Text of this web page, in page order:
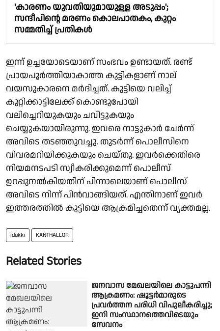
'കാരണം യുവതിയുമായുള്ള അടുപ്പം';
സന്ദീപിൻ്റെ മരണം കൊലപാതകം, കുറ്റം
സമ്മതിച്ച് പ്രതികൾ
ഇന്ന് ഉച്ചയോടെയാണ് സംഭവം ഉണ്ടായത്. രണ്ട്
പ്രായപൂർത്തിയാകാത്ത കുട്ടികളാണ് നാല്
വയസുകാരനെ മർദിച്ചത്. കുട്ടിയെ വലിച്ച്
കുറ്റിക്കാട്ടിലേക്ക് കൊണ്ടുപോയി
വലിച്ചെറിയുകയും ചവിട്ടുകയും
ചെയ്യുകയായിരുന്നു. ഇവരെ നാട്ടുകാർ ചേർന്ന്
അവിടെ തടഞ്ഞുവച്ചു. തുടർന്ന് പൊലീസിനെ
വിവരമറിയിക്കുകയും ചെയ്തു. ഇവർക്കെതിരെ
നിയമനടപടി സ്വീകരിക്കുമെന്ന് പൊലീസ്
ഉറപ്പുനൽകിയതിന് പിന്നാലെയാണ് പൊലീസ്
അവിടെ നിന്ന് പിൻവാങ്ങിയത്. എന്തിനാണ് ഇവർ
ഇത്തരത്തിൽ കുട്ടിയെ ആക്രമിച്ചതെന്ന് വ്യക്തമല്ല.
idukki KANTHALLOR
Related Stories
ജനവാസ മേഖലയിലെ കാട്ടുപന്നി
ആക്രമണം: ഷൂട്ടര്‍മാരുടെ
പ്രവര്‍ത്തന പരിധി വിപുലീകരിച്ചു;
ഇനി സംസ്ഥാനത്തെവിടെയും
സേവനം